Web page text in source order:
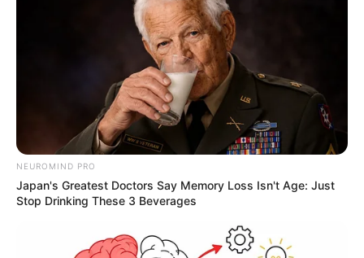
NEUROMIND PRO
Japan's Greatest Doctors Say Memory Loss Isn't Age: Just
Stop Drinking These 3 Beverages